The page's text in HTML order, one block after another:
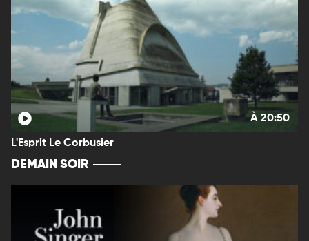
À 20:50
L'Esprit Le Corbusier
DEMAIN SOIR